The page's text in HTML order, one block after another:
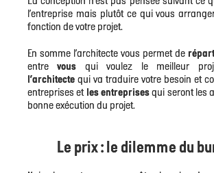
l’entreprise mais plutôt ce qui vous
fonction de votre projet.
En somme l’architecte vous permet de
entrevous qui voulez le meilleur
l’architecte qui va traduire votre besoin et
entreprises et les entreprises qui seront les
bonne exécution du projet.
Le prix : le dilemme du